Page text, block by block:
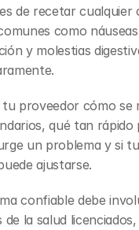
de recetar cualquier
como
y molestias
proveedor cómo se
qué tan
un problema y si
ajustarse.
confiable debe
la salud